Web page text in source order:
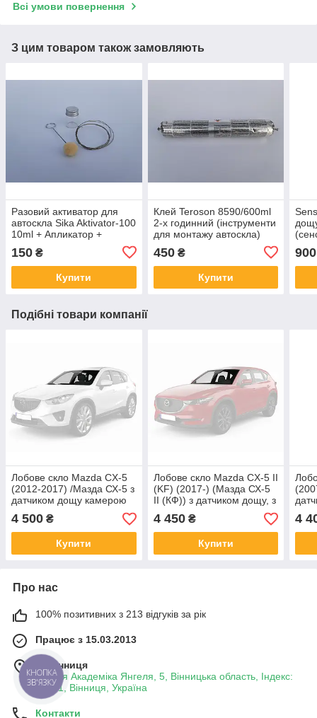
Всі умови повернення
З цим товаром також замовляють
Разовий активатор для
автоскла Sika Aktivator-100
10ml + Апликатор +
150 ₴
Купити
Клей Teroson 8590/600ml
2-х годинний (інструменти
для монтажу автоскла)
450₴
Купити
900
Подібні товари компанії
Лобове скло Mazda CX-5
(2012-2017) /Мазда СХ-5 з
датчиком дощу камерою
4 500 ₴
Купити
Лобове скло Mazda CX-5 II
(KF) (2017-) (Мазда СХ-5
II (КФ)) з датчиком дощу, з
камерою
4 450₴
Купити
4
Про нас
100% позитивних з 213 відгуків за рік
Працює з 15.03.2013
м. Вінниця
вулиця Академіка Янгеля, 5, Вінницька область, Індекс:
21001, Вінниця, Україна
Контакти
КНОПКА
ЗВ'ЯЗКУ